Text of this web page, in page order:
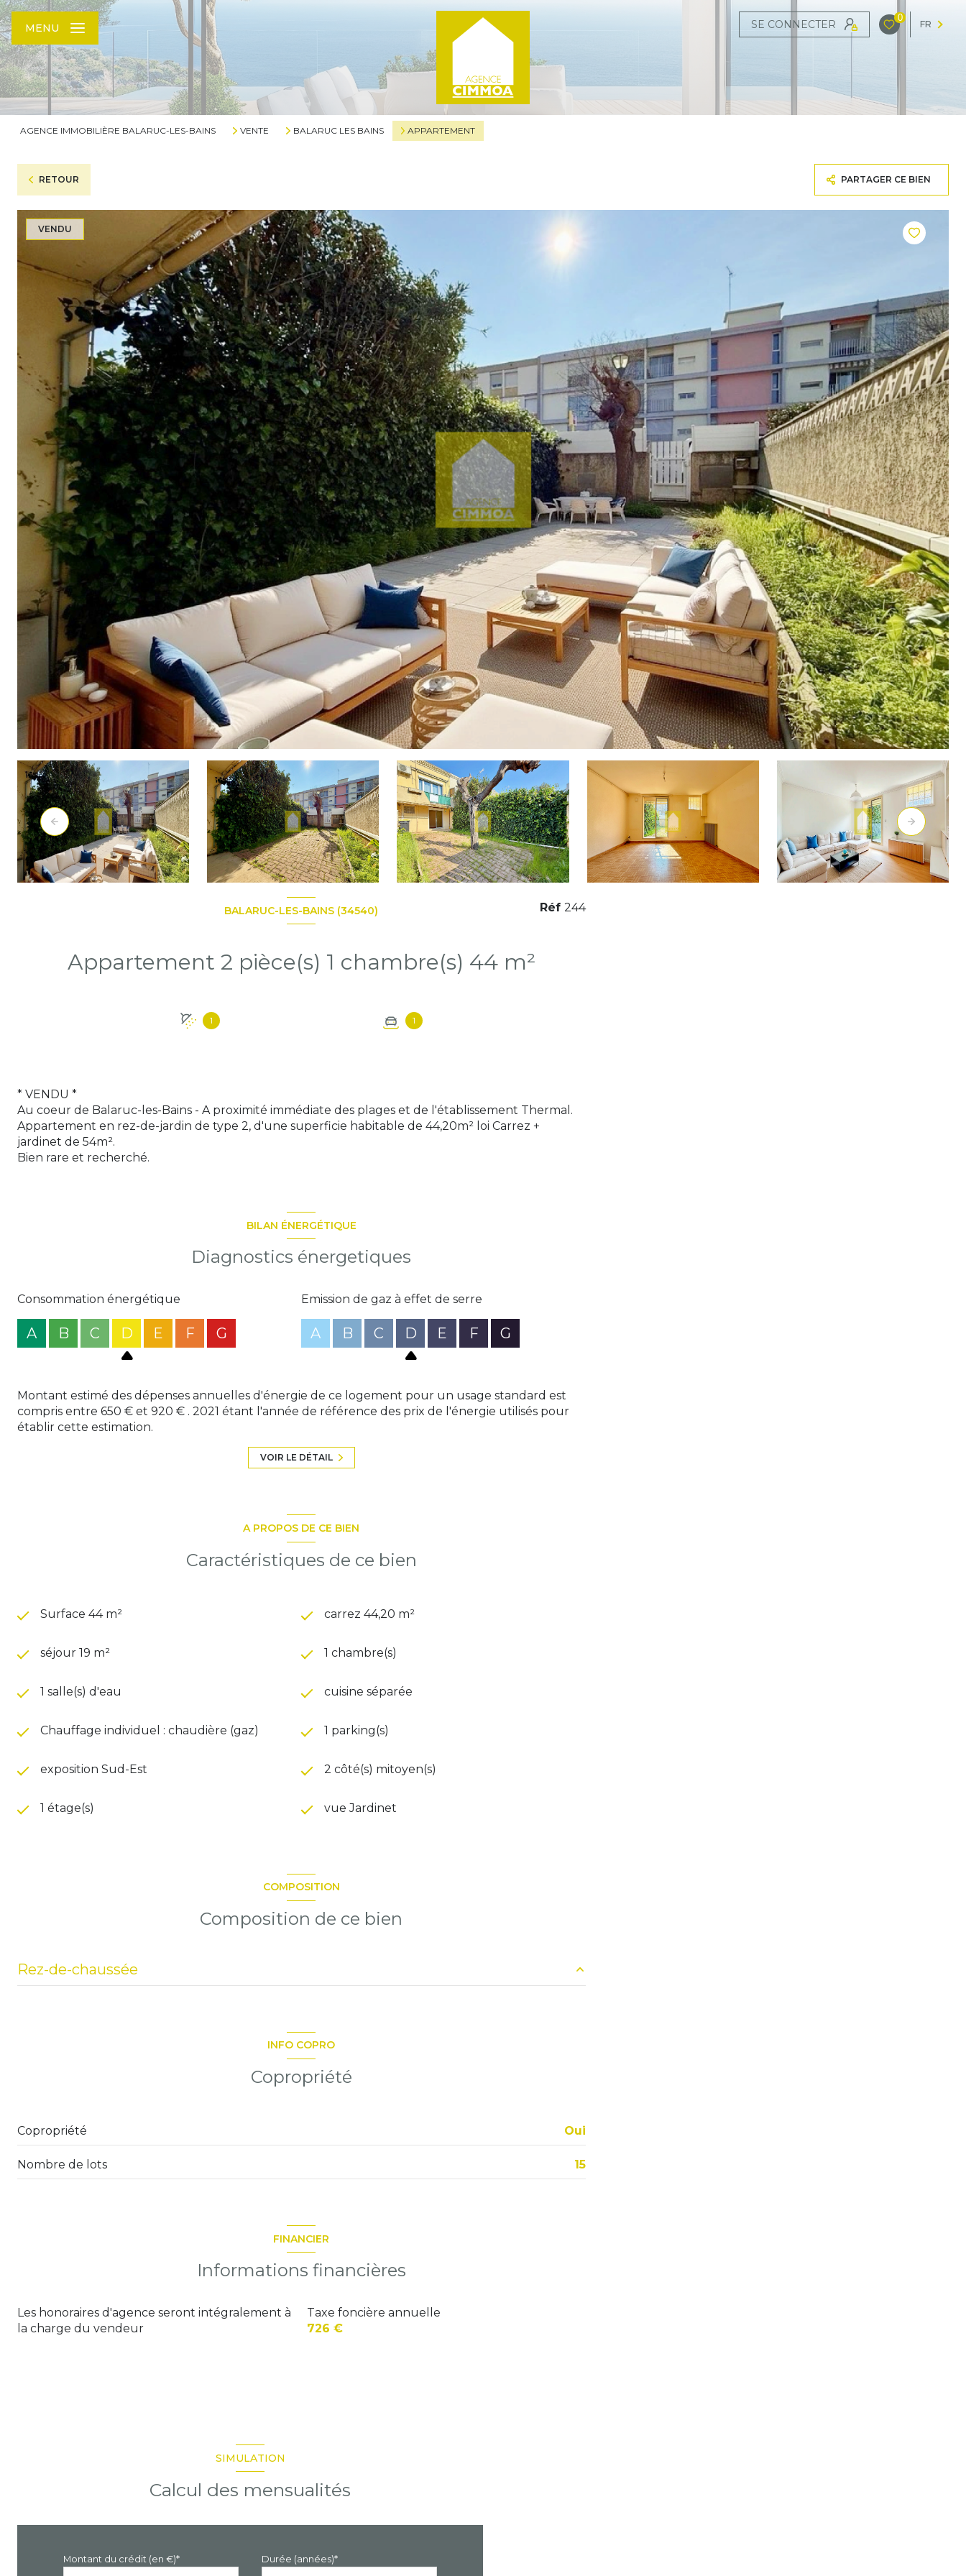
SE CONNECTER
0
FR
MENU
AGENCE IMMOBILIÈRE BALARUC-LES-BAINS VENTE BALARUC LES BAINS APPARTEMENT
RETOUR PARTAGER CE BIEN
VENDU
BALARUC-LES-BAINS (34540)
Appartement 2 pièce(s) 1 chambre(s) 44 m²
1 1
Réf 244
* VENDU *
Au coeur de Balaruc-les-Bains - A proximité immédiate des plages et de l'établissement Thermal.
Appartement en rez-de-jardin de type 2, d'une superficie habitable de 44,20m² loi Carrez +
jardinet de 54m².
Bien rare et recherché.
BILAN ÉNERGÉTIQUE
Diagnostics énergetiques
Consommation énergétique
A B C D E F G
Emission de gaz à effet de serre
A B C D E F G
Montant estimé des dépenses annuelles d'énergie de ce logement pour un usage standard est
compris entre 650 € et 920 € . 2021 étant l'année de référence des prix de l'énergie utilisés pour
établir cette estimation.
VOIR LE DÉTAIL
A PROPOS DE CE BIEN
Caractéristiques de ce bien
Surface 44 m² carrez 44,20 m²
séjour 19 m² 1 chambre(s)
1 salle(s) d'eau cuisine séparée
Chauffage individuel : chaudière (gaz) 1 parking(s)
exposition Sud-Est 2 côté(s) mitoyen(s)
1 étage(s) vue Jardinet
COMPOSITION
Composition de ce bien
Rez-de-chaussée
WC
1.62 m²
INFO COPRO
Copropriété
Copropriété Oui
Nombre de lots 15
FINANCIER
Informations financières
Les honoraires d'agence seront intégralement à
la charge du vendeur
Taxe foncière annuelle
726 €
SIMULATION
Calcul des mensualités
Montant du crédit (en €)* Durée (années)*